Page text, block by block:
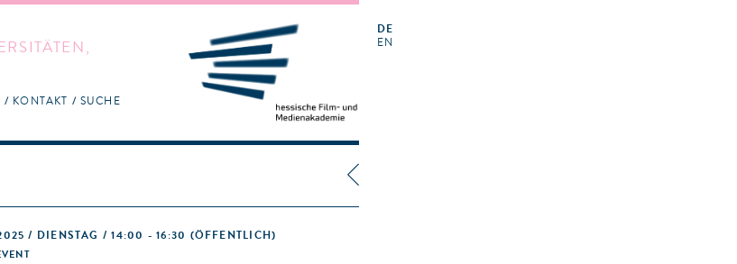
KONTAKT SUCHE
DE
EN
/ DIENSTAG / 14:00 - 16:30 (ÖFFENTLICH)